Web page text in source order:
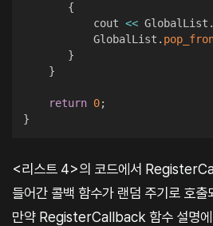
{
           cout
<< GlobalList .
           GlobalList
.
}
}
return 0;
}
<리스트 4>의 코드에서
들어간 콜백 함수가 랜덤 주기로 호
만약 RegisterCallback 함수 설명에